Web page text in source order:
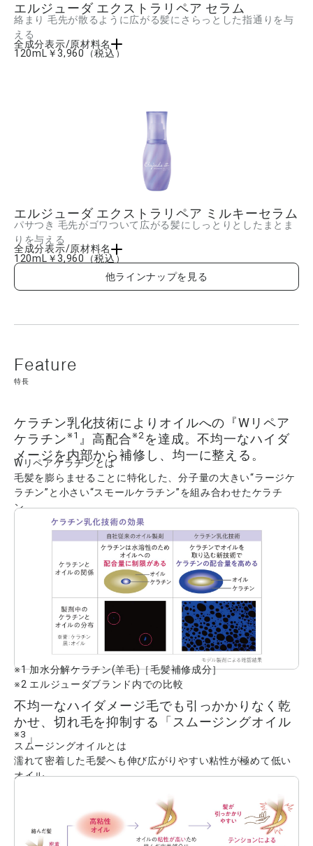
エルジューダ エクストラリペア セラム
絡まり 毛先が散るように広がる髪にさらっとした指通りを与
える
全成分表示/原材料名
ニウムクロリド、ベヘントリモニウムメトサルフェート、アミノプロピルジメチコ
酸、BG、イソプロパノール、AMP、フェノキシエタノール、香料 ■成分内容は商品
の改良等により更新される場合があります。実際の成分は商品の表示をご覧くださ
120mL ￥3,960 （税込）
エルジューダ エクストラリペア ミルキーセラム
パサつき 毛先がゴワついて広がる髪にしっとりとしたまとま
りを与える
全成分表示/原材料名
ジメチコン、水、ジメチコノール、グリセリン、ジステアリルジモニウムクロリド、
BG、安息香酸アルキル(C12-15)、セテス-2、セタノール、クオタニウム-80、PG、ベ
ヘントリモニウムメトサルフェート、加水分解ケラチン(羊毛)、カルボキシメチルアラ
良等により更新される場合があります。実際の成分は商品の表示をご覧ください。
120mL ￥3,960
（税込）
他ラインナップを見る
特長
ケラチン乳化技術によりオイルへの『Wリペア
ケラチン※1 』高配合※2を達成。不均一なハイダ
メージを内部から補修し、均一に整える。
Wリペアケラチンとは
毛髪を膨らませることに特化した、分子量の大きい“ラージケ
ラチン”と小さい“スモールケラチン”を組み合わせたケラチ
ン。
※1 加水分解ケラチン(羊毛)［毛髪補修成分］
※2 エルジューダブランド内での比較
不均一なハイダメージ毛でも引っかかりなく乾
かせ、切れ毛を抑制する「スムージングオイル
※3 」
スムージングオイルとは
濡れて密着した毛髪へも伸び広がりやすい粘性が極めて低い
オイル。